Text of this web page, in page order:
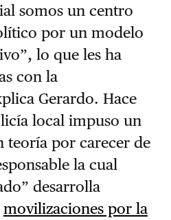
somos un centro
por un modelo
lo que les ha
con la
Gerardo. Hace
local impuso un
teoría por carecer de
la cual
desarrolla
movilizaciones por la